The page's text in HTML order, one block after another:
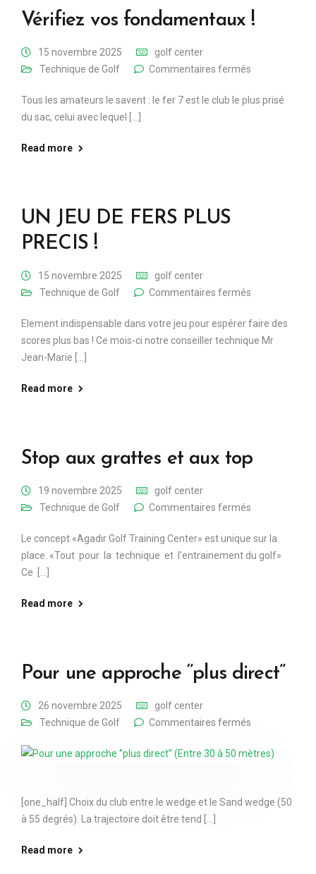
Vérifiez vos fondamentaux !
15 novembre 2025
golf center
Technique de Golf
Commentaires fermés
Tous les amateurs le savent : le fer 7 est le club le plus prisé
du sac, celui avec lequel [...]
Read more
UN JEU DE FERS PLUS
PRECIS !
15 novembre 2025
golf center
Technique de Golf
Commentaires fermés
Element indispensable dans votre jeu pour espérer faire des
scores plus bas ! Ce mois-ci notre conseiller technique Mr
Jean-Marie [...]
Read more
Stop aux grattes et aux top
19 novembre 2025
golf center
Technique de Golf
Commentaires fermés
Le concept «Agadir Golf Training Center» est unique sur la
place. «Tout pour la technique et l'entrainement du golf»
Ce [...]
Read more
Pour une approche ‘’plus direct’’
26 novembre 2025
golf center
Technique de Golf
Commentaires fermés
[one_half] Choix du club entre le wedge et le Sand wedge (50
à 55 degrés). La trajectoire doit être tend [...]
Read more